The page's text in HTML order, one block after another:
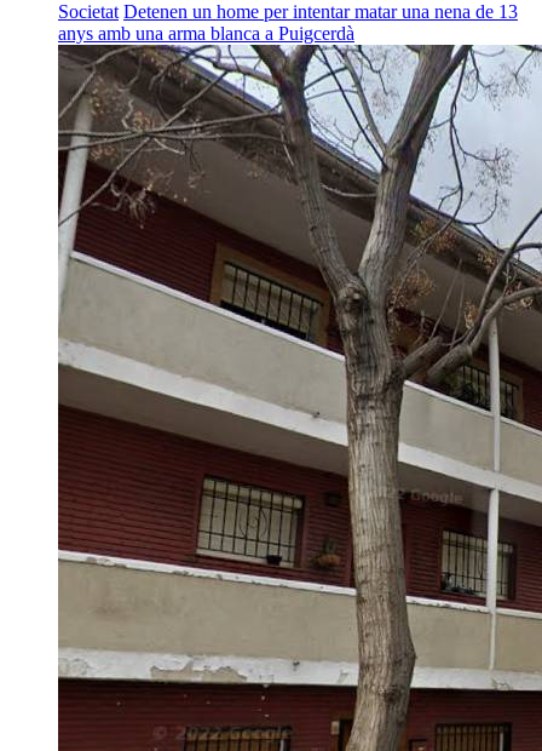
Societat Detenen un home per intentar matar una nena de 13
anys amb una arma blanca a Puigcerdà